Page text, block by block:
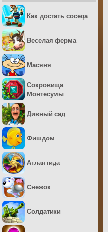
Как достать соседа
Веселая ферма
Масяня
Сокровища
Монтесумы
Дивный сад
Фишдом
Атлантида
Снежок
Солдатики